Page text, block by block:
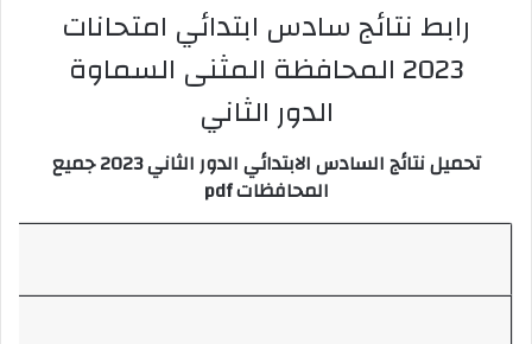
رابط نتائج سادس ابتدائي امتحانات
2023 المحافظة المثنى السماوة
الدور الثاني
تحميل نتائج السادس الابتدائي الدور الثاني 2023 جميع
المحافظات pdf